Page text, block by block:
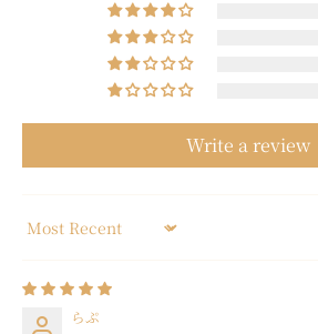
Write a review
Sort by
らぷ